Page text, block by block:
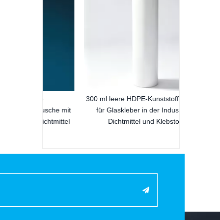
300 ml leere HDPE-Kunststoffkartusche
für Glaskleber in der Industrie für
Dichtmittel und Klebstoffe